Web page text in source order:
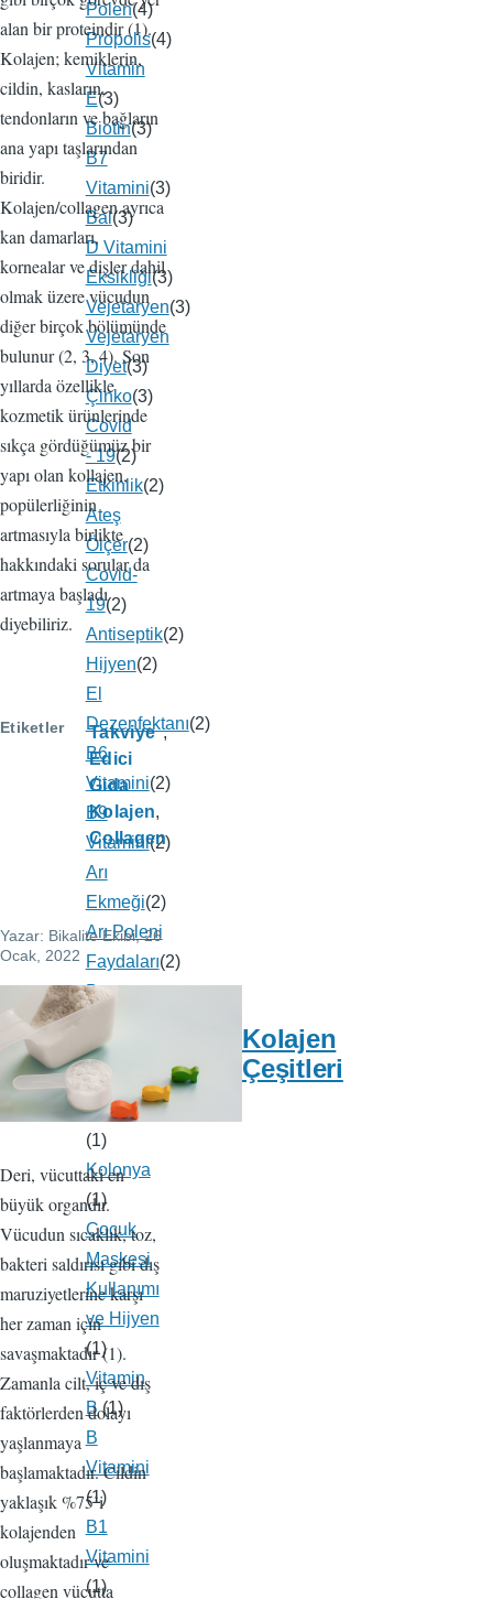
alan bir proteindir (1).
Kolajen; kemiklerin,
cildin, kasların,
tendonların ve bağların
ana yapı taşlarından
biridir.
Kolajen/collagen ayrıca
kan damarları,
kornealar ve dişler dahil
olmak üzere vücudun
diğer birçok bölümünde
bulunur (2, 3, 4). Son
yıllarda özellikle
kozmetik ürünlerinde
sıkça gördüğümüz bir
yapı olan kollajen,
popülerliğinin
artmasıyla birlikte
hakkındaki sorular da
artmaya başladı
diyebiliriz.
Etiketler
Takviye
Edici
Gıda
Kolajen
Collagen
Yazar: Bikalite Ekibi, 26
Ocak, 2022
Kolajen
Çeşitleri
Deri, vücuttaki en
büyük organdır.
Vücudun sıcaklık, toz,
bakteri saldırısı gibi dış
maruziyetlerine karşı
her zaman için
savaşmaktadır (1).
Zamanla cilt, iç ve dış
faktörlerden dolayı
yaşlanmaya
başlamaktadır. Cildin
yaklaşık %75’i
kolajenden
oluşmaktadır ve
collagen vücutta
Polen(4)
Propolis(4)
Vitamin
E(3)
Biotin(3)
B7
Vitamini(3)
Bal(3)
D Vitamini
Eksikliği(3)
Vejetaryen(3)
Vejetaryen
Diyet(3)
Çinko(3)
Covid
- 19(2)
Etkinlik(2)
Ateş
Ölçer(2)
Covid-
19(2)
Antiseptik(2)
Hijyen(2)
El
Dezenfektanı(2)
B6
Vitamini(2)
B9
Vitamini(2)
Arı
Ekmeği(2)
Arı Poleni
Faydaları(2)
Beta
Covid
- 19
Aşısı
(1)
Kolonya
(1)
Çocuk
Maskesi
Kullanımı
ve Hijyen
(1)
Vitamin
B(1)
B
Vitamini
(1)
B1
Vitamini
(1)